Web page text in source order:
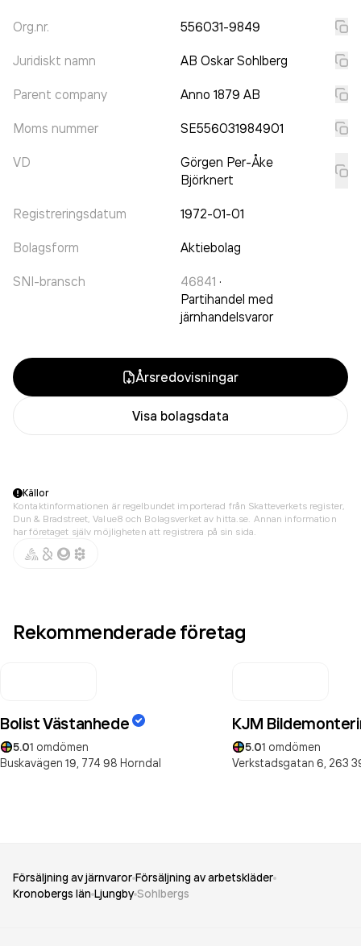
Org.nr. 556031-9849
Juridiskt namn AB Oskar Sohlberg
Parent company Anno 1879 AB
Moms nummer SE556031984901
VD
Görgen Per-Åke
Björknert
Registreringsdatum 1972-01-01
Bolagsform Aktiebolag
SNI-bransch 46841 ·
Partihandel med
järnhandelsvaror
Årsredovisningar
Visa bolagsdata
Källor
Kontaktinformationen är regelbundet importerad från Skatteverkets register,
Dun & Bradstreet, Value8 och Bolagsverket av hitta.se. Annan information
har företaget själv möjligheten att registrera på sin sida.
Rekommenderade företag
Bolist Västanhede
5.01 omdömen
Buskavägen 19, 774 98 Horndal
KJM
5.01 omdömen
Verkstadsgatan 6, 263
Försäljning av järnvaror Försäljning av arbetskläder
Kronobergs län Ljungby Sohlbergs